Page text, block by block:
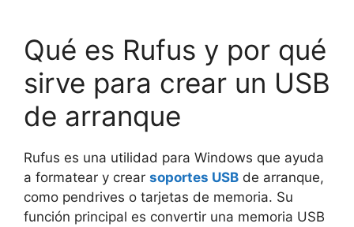
Qué es Rufus y por qué
sirve para crear un USB
de arranque
Rufus es una utilidad para Windows que ayuda
a formatear y crear soportes USB de arranque,
como pendrives o tarjetas de memoria. Su
función principal es convertir una memoria USB